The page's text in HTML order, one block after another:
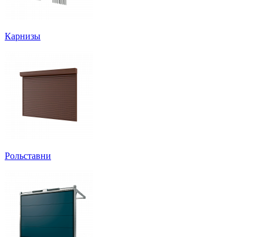
Карнизы
Рольставни